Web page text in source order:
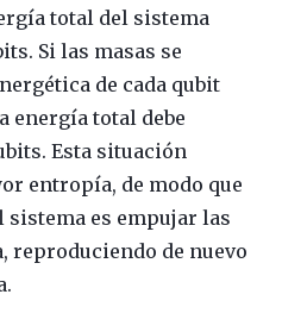
total del sistema
Si las masas se
de cada qubit
energía total debe
Esta situación
entropía, de modo que
es empujar las
reproduciendo de nuevo